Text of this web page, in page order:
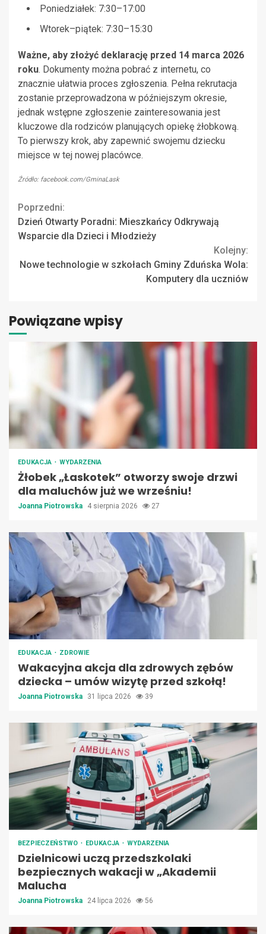
Poniedziałek: 7:30–17:00
Wtorek–piątek: 7:30–15:30
Ważne, aby złożyć deklarację przed 14 marca 2026
roku. Dokumenty można pobrać z internetu, co
znacznie ułatwia proces zgłoszenia. Pełna rekrutacja
zostanie przeprowadzona w późniejszym okresie,
jednak wstępne zgłoszenie zainteresowania jest
kluczowe dla rodziców planujących opiekę żłobkową.
To pierwszy krok, aby zapewnić swojemu dziecku
miejsce w tej nowej placówce.
Źródło: facebook.com/GminaLask
Continue
Reading
Poprzedni:
Dzień Otwarty Poradni: Mieszkańcy Odkrywają
Wsparcie dla Dzieci i Młodzieży
Kolejny:
Nowe technologie w szkołach Gminy Zduńska Wola:
Komputery dla uczniów
Powiązane wpisy
EDUKACJA WYDARZENIA
Żłobek „Łaskotek” otworzy swoje drzwi
dla maluchów już we wrześniu!
Joanna Piotrowska 4 sierpnia 2026 27
EDUKACJA ZDROWIE
Wakacyjna akcja dla zdrowych zębów
dziecka – umów wizytę przed szkołą!
Joanna Piotrowska 31 lipca 2026 39
BEZPIECZEŃSTWO EDUKACJA WYDARZENIA
Dzielnicowi uczą przedszkolaki
bezpiecznych wakacji w „Akademii
Malucha
Joanna Piotrowska 24 lipca 2026 56